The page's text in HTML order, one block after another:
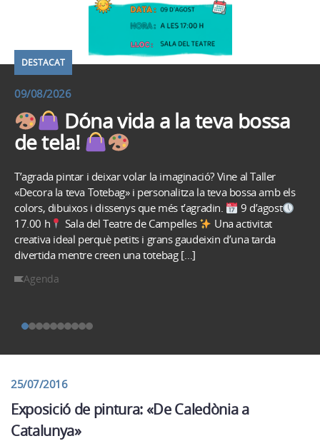
DESTACAT
09/08/2026
Dóna vida a la teva bossa
de tela!
T’agrada pintar i deixar volar la imaginació? Vine al Taller
«Decora la teva Totebag» i personalitza la teva bossa amb els
colors, dibuixos i dissenys que més t’agradin.
9 d’agost
17.00 h
Sala del Teatre de Campelles
Una activitat
creativa ideal perquè petits i grans gaudeixin d’una tarda
divertida mentre creen una totebag […]
Agenda
25/07/2016
Exposició de pintura: «De Caledònia a
Catalunya»